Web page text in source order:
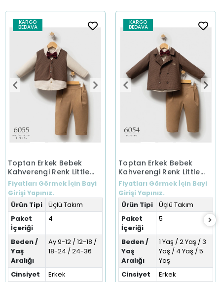
KARGO
BEDAVA
Toptan Erkek Bebek
Kahverengi Renk Little
Secrets Kışlık Üçlü Takım
(9-36 Ay)
Fiyatları Görmek İçin Bayi
Girişi Yapınız.
Ürün Tipi
Üçlü Takım
Paket
İçeriği
4
Beden /
Yaş
Aralığı
Ay 9-12 / 12-18 /
18-24 / 24-36
Cinsiyet
Erkek
KARGO
BEDAVA
Toptan Erkek Bebek
Kahverengi Renk Little
Secrets Kışlık Üçlü Takım
(1-5 Yaş)
Fiyatları Görmek İçin Bayi
Girişi Yapınız.
Ürün Tipi
Üçlü Takım
Paket
İçeriği
5
Beden /
Yaş
Aralığı
1 Yaş / 2 Yaş / 3
Yaş / 4 Yaş / 5
Yaş
Cinsiyet
Erkek